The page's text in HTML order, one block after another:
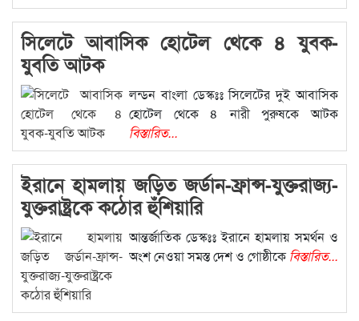
সিলেটে আবাসিক হোটেল থেকে ৪ যুবক-
যুবতি আটক
লন্ডন বাংলা ডেস্কঃঃ সিলেটের দুই আবাসিক
হোটেল থেকে ৪ নারী পুরুষকে আটক
বিস্তারিত...
ইরানে হামলায় জড়িত জর্ডান-ফ্রান্স-যুক্তরাজ্য-
যুক্তরাষ্ট্রকে কঠোর হুঁশিয়ারি
আন্তর্জাতিক ডেস্কঃঃ ইরানে হামলায় সমর্থন ও
অংশ নেওয়া সমস্ত দেশ ও গোষ্ঠীকেবিস্তারিত...